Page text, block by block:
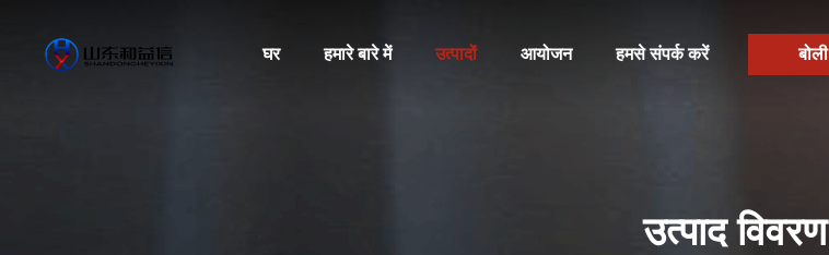
घर हमारे बारे में उत्पादों आयोजन हमसे संपर्क करें बोली
उत्पाद विवरण